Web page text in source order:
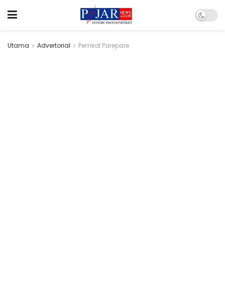
Utama Advertorial Pemkot Parepare